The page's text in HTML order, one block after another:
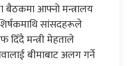
बैठकमा आफ्नो मन्त्रालय
सांसदहरूले
दिँदै मन्त्री मेहताले
बीमाबाट अलग गर्ने